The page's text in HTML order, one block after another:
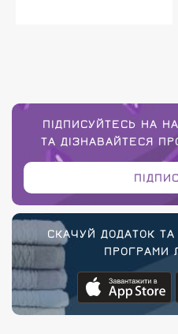
ПІДПИСУЙТЕСЬ НА
ТА ДІЗНАВАЙТЕСЯ
СКАЧУЙ ДОДАТОК
ПРОГРАМИ